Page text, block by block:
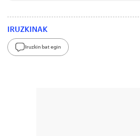
IRUZKINAK
Iruzkin bat egin